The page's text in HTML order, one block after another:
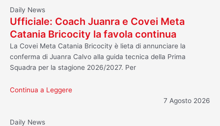
Daily News
Ufficiale: Coach Juanra e Covei Meta
Catania Bricocity la favola continua
La Covei Meta Catania Bricocity è lieta di annunciare la
conferma di Juanra Calvo alla guida tecnica della Prima
Squadra per la stagione 2026/2027. Per
Continua a Leggere
7 Agosto 2026
Daily News